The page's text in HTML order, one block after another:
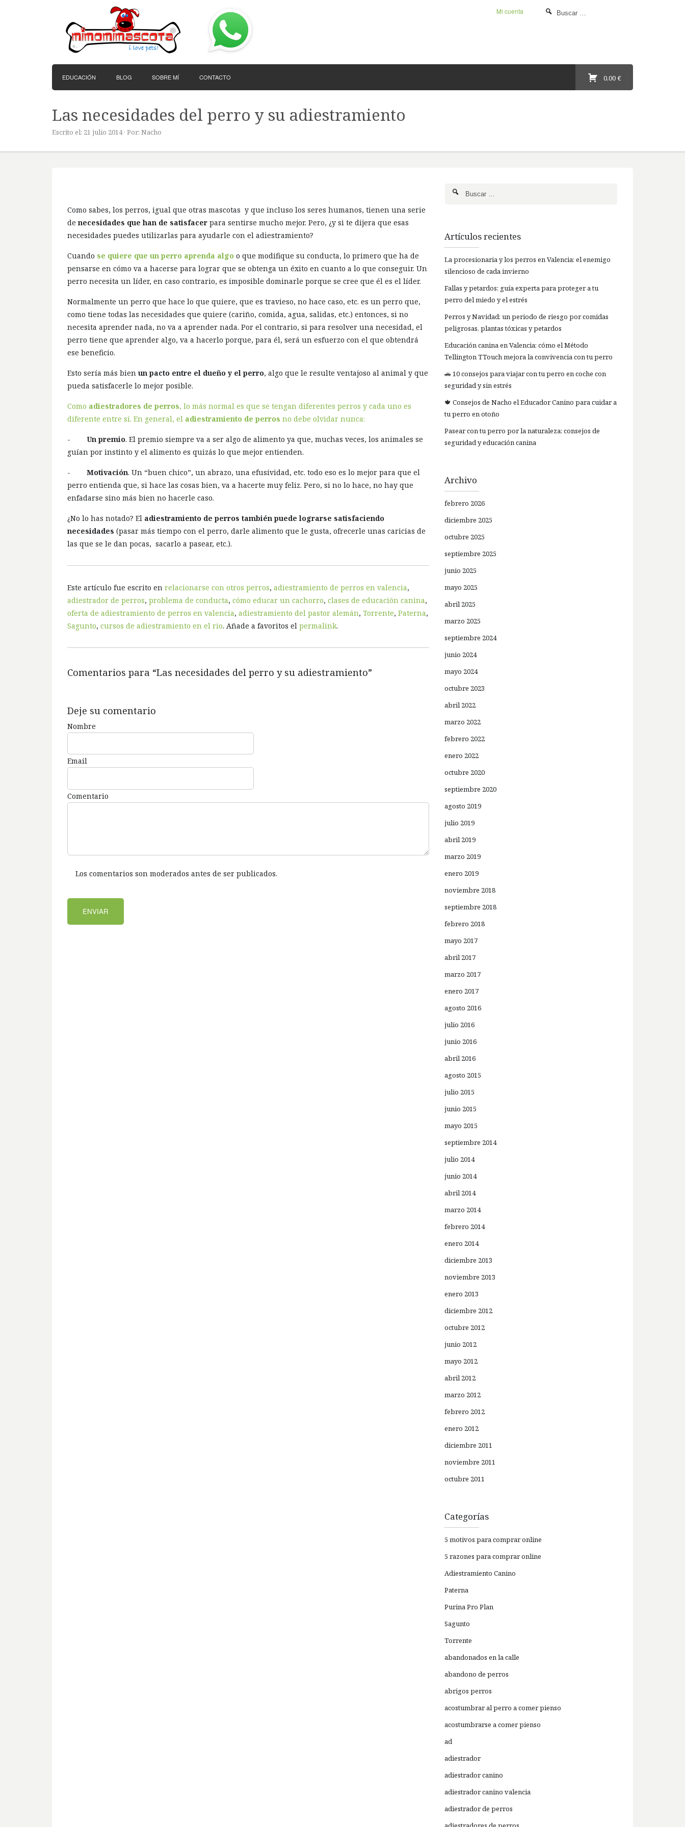
Mi cuenta
EDUCACIÓN BLOG SOBRE MÍ CONTACTO 0,00 €
Las necesidades del perro y su adiestramiento
Escrito el: 21 julio 2014 · Por: Nacho
Como sabes, los perros, igual que otras mascotas y que incluso los seres humanos, tienen una serie
de necesidades que han de satisfacer para sentirse mucho mejor. Pero, ¿y si te dijera que esas
necesidades puedes utilizarlas para ayudarle con el adiestramiento?
Cuando se quiere que un perro aprenda algo o que modifique su conducta, lo primero que ha de
pensarse en cómo va a hacerse para lograr que se obtenga un éxito en cuanto a lo que conseguir. Un
perro necesita un líder, en caso contrario, es imposible dominarle porque se cree que él es el líder.
Normalmente un perro que hace lo que quiere, que es travieso, no hace caso, etc. es un perro que,
como tiene todas las necesidades que quiere (cariño, comida, agua, salidas, etc.) entonces, si no
necesita aprender nada, no va a aprender nada. Por el contrario, si para resolver una necesidad, el
perro tiene que aprender algo, va a hacerlo porque, para él, será un esfuerzo con el que obtendrá
ese beneficio.
Esto sería más bien un pacto entre el dueño y el perro, algo que le resulte ventajoso al animal y que
pueda satisfacerle lo mejor posible.
Como adiestradores de perros, lo más normal es que se tengan diferentes perros y cada uno es
diferente entre sí. En general, el adiestramiento de perros no debe olvidar nunca:
- Un premio. El premio siempre va a ser algo de alimento ya que, muchas veces, los animales se
guían por instinto y el alimento es quizás lo que mejor entienden.
- Motivación. Un “buen chico”, un abrazo, una efusividad, etc. todo eso es lo mejor para que el
perro entienda que, si hace las cosas bien, va a hacerte muy feliz. Pero, si no lo hace, no hay que
enfadarse sino más bien no hacerle caso.
¿No lo has notado? El adiestramiento de perros también puede lograrse satisfaciendo
necesidades (pasar más tiempo con el perro, darle alimento que le gusta, ofrecerle unas caricias de
las que se le dan pocas, sacarlo a pasear, etc.).
Este artículo fue escrito en relacionarse con otros perros, adiestramiento de perros en valencia,
adiestrador de perros, problema de conducta, cómo educar un cachorro, clases de educación canina,
oferta de adiestramiento de perros en valencia, adiestramiento del pastor alemán, Torrente, Paterna,
Sagunto, cursos de adiestramiento en el rio. Añade a favoritos el permalink.
Comentarios para “Las necesidades del perro y su adiestramiento”
Deje su comentario
Nombre
Email
Comentario
Los comentarios son moderados antes de ser publicados.
Artículos recientes
La procesionaria y los perros en Valencia: el enemigo
silencioso de cada invierno
Fallas y petardos: guía experta para proteger a tu
perro del miedo y el estrés
Perros y Navidad: un periodo de riesgo por comidas
peligrosas, plantas tóxicas y petardos
Educación canina en Valencia: cómo el Método
Tellington TTouch mejora la convivencia con tu perro
🚗 10 consejos para viajar con tu perro en coche con
seguridad y sin estrés
🍁 Consejos de Nacho el Educador Canino para cuidar a
tu perro en otoño
Pasear con tu perro por la naturaleza: consejos de
seguridad y educación canina
Archivo
febrero 2026
diciembre 2025
octubre 2025
septiembre 2025
junio 2025
mayo 2025
abril 2025
marzo 2025
septiembre 2024
junio 2024
mayo 2024
octubre 2023
abril 2022
marzo 2022
febrero 2022
enero 2022
octubre 2020
septiembre 2020
agosto 2019
julio 2019
abril 2019
marzo 2019
enero 2019
noviembre 2018
septiembre 2018
febrero 2018
mayo 2017
abril 2017
marzo 2017
enero 2017
agosto 2016
julio 2016
junio 2016
abril 2016
agosto 2015
julio 2015
junio 2015
mayo 2015
septiembre 2014
julio 2014
junio 2014
abril 2014
marzo 2014
febrero 2014
enero 2014
diciembre 2013
noviembre 2013
enero 2013
diciembre 2012
octubre 2012
junio 2012
mayo 2012
abril 2012
marzo 2012
febrero 2012
enero 2012
diciembre 2011
noviembre 2011
octubre 2011
Categorías
5 motivos para comprar online
5 razones para comprar online
Adiestramiento Canino
Paterna
Purina Pro Plan
Sagunto
Torrente
abandonados en la calle
abandono de perros
abrigos perros
acostumbrar al perro a comer pienso
acostumbrarse a comer pienso
ad
adiestrador
adiestrador canino
adiestrador canino valencia
adiestrador de perros